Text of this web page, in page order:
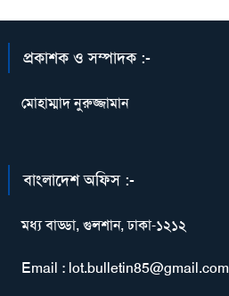
প্রকাশক ও সম্পাদক :-
মোহাম্মাদ নুরুজ্জামান
বাংলাদেশ অফিস :-
মধ্য বাড্ডা, গুলশান, ঢাকা-১২১২
Email : lot.bulletin85@gmail.com